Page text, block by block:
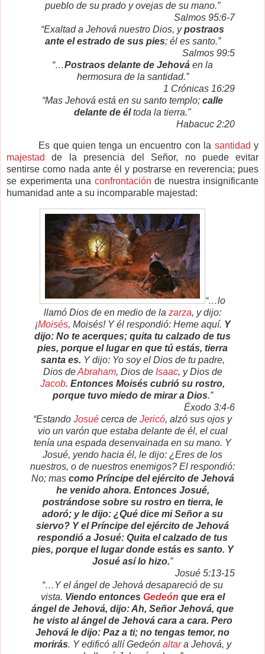
pueblo de su prado y ovejas de su mano.”
Salmos 95:6-7
“Exaltad a Jehová nuestro Dios, ypostraos
ante el estrado de sus pies; él es santo.”
Salmos 99:5
“…Postraos delante de Jehová en la
hermosura de la santidad.”
1 Crónicas 16:29
“Mas Jehová está en su santo templo; calle
delante de éltoda la tierra."
Habacuc 2:20
Es que quien tenga un encuentro con la santidad y
majestad
de la presencia del Señor, no puede evitar
sentirse como nada ante él y postrarse en reverencia; pues
se experimenta una confrontación de nuestra insignificante
humanidad ante a su incomparable majestad:
“…lo
llamó Dios de en medio de la zarza, y dijo:
¡Moisés, Moisés! Y él respondió: Heme aquí. Y
dijo: No te acerques; quita tu calzado de tus
pies, porque el lugar en que tú estás, tierra
santa es. Y dijo: Yo soy el Dios de tu padre,
Dios deAbraham, Dios de Isaac, y Dios de
Jacob. Entonces Moisés cubrió su rostro,
porque tuvo miedo de mirar a Dios.”
Éxodo 3:4-6
“Estando Josué cerca de Jericó, alzó sus ojos y
vio un varón que estaba delante de él, el cual
tenía una espada desenvainada en su mano. Y
Josué, yendo hacia él, le dijo: ¿Eres de los
nuestros, o de nuestros enemigos? El respondió:
No; mas como Príncipe del ejército de Jehová
he venido ahora. Entonces Josué,
postrándose sobre su rostro en tierra, le
adoró; y le dijo: ¿Qué dice mi Señor a su
siervo? Y el Príncipe del ejército de Jehová
respondió a Josué: Quita el calzado de tus
pies, porque el lugar donde estás es santo. Y
Josué así lo hizo.”
Josué 5:13-15
“…Y el ángel de Jehová desapareció de su
vista. Viendo entonces Gedeón que era el
ángel de Jehová, dijo: Ah, Señor Jehová, que
he visto al ángel de Jehová cara a cara. Pero
Jehová le dijo: Paz a ti; no tengas temor, no
morirás. Y edificó allí Gedeón altara Jehová, y